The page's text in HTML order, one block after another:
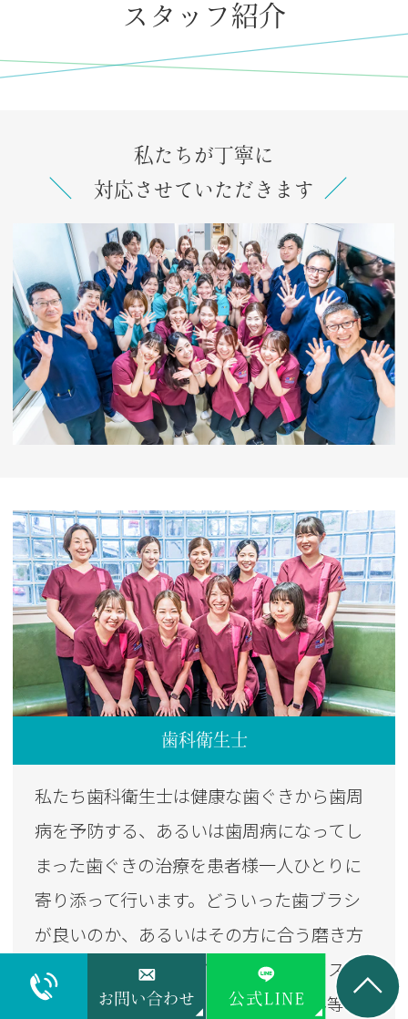
スタッフ紹介
私たちが丁寧に
対応させていただきます
歯科衛生士
私たち歯科衛生士は健康な歯ぐきから歯周
病を予防する、あるいは歯周病になってし
まった歯ぐきの治療を患者様一人ひとりに
寄り添って行います。どういった歯ブラシ
が良いのか、あるいはその方に合う磨き方
をご提案させていただいたり、ライフステ
ージによって異なるお口の中のお悩み等を